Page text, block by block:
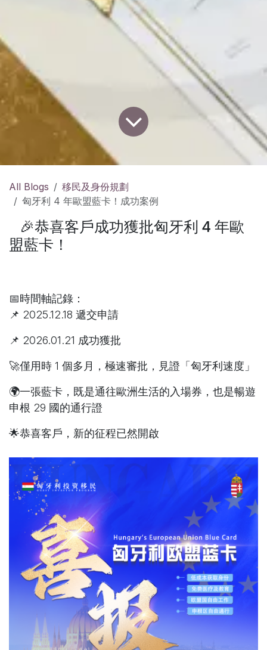
All Blogs
移民及身份規劃
匈牙利 4 年歐盟藍卡！成功案例
🎉恭喜客戶成功獲批匈牙利 4 年歐
盟藍卡！
📅時間軸記錄：
📌 2025.12.18 遞交申請
📌 2026.01.21 成功獲批
🚀僅用時 1 個多月，極速審批，見證「匈牙利速度」
🌍一張藍卡，既是通往歐洲生活的入場券，也是暢遊
申根 29 國的通行證
🌟恭喜客戶，新的征程已然開啟